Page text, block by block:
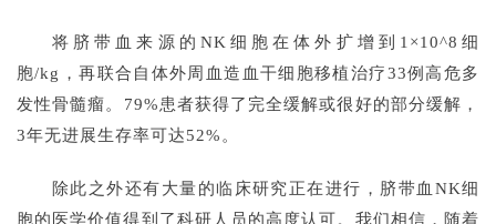
将脐带血来源的NK细胞在体外扩增到1×10^8细
胞/kg，再联合自体外周血造血干细胞移植治疗33例高危多
发性骨髓瘤。79%患者获得了完全缓解或很好的部分缓解，
3年无进展生存率可达52%。
除此之外还有大量的临床研究正在进行，脐带血NK细
胞的医学价值得到了科研人员的高度认可。我们相信，随着